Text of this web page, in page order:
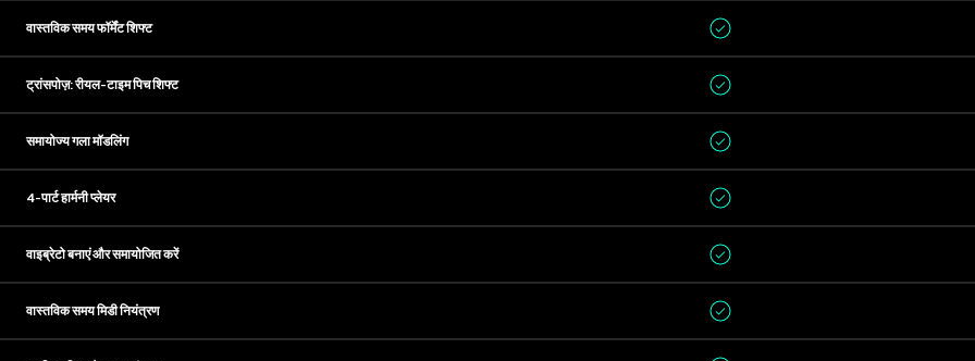
वास्तविक समय फॉर्मेंट शिफ्ट
ट्रांसपोज़: रीयल-टाइम पिच शिफ्ट
समायोज्य गला मॉडलिंग
4-पार्ट हार्मनी प्लेयर
वाइब्रेटो बनाएं और समायोजित करें
वास्तविक समय मिडी नियंत्रण